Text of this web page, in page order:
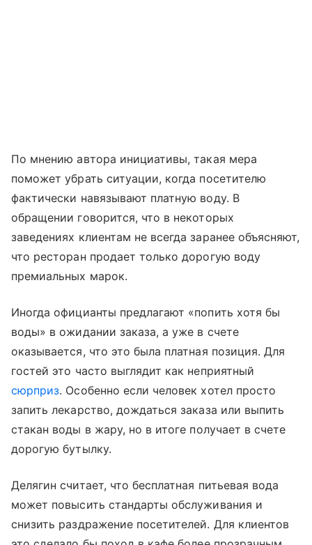
По мнению автора инициативы, такая мера
поможет убрать ситуации, когда посетителю
фактически навязывают платную воду. В
обращении говорится, что в некоторых
заведениях клиентам не всегда заранее объясняют,
что ресторан продает только дорогую воду
премиальных марок.
Иногда официанты предлагают «попить хотя бы
воды» в ожидании заказа, а уже в счете
оказывается, что это была платная позиция. Для
гостей это часто выглядит как неприятный
сюрприз. Особенно если человек хотел просто
запить лекарство, дождаться заказа или выпить
стакан воды в жару, но в итоге получает в счете
дорогую бутылку.
Делягин считает, что бесплатная питьевая вода
может повысить стандарты обслуживания и
снизить раздражение посетителей. Для клиентов